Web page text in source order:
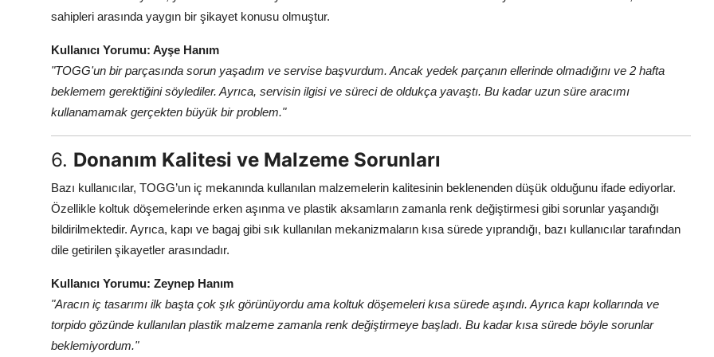
sahipleri arasında yaygın bir şikayet konusu olmuştur.
Kullanıcı Yorumu: Ayşe Hanım
"TOGG'un bir parçasında sorun yaşadım ve servise başvurdum. Ancak yedek parçanın ellerinde olmadığını ve 2 hafta
beklemem gerektiğini söylediler. Ayrıca, servisin ilgisi ve süreci de oldukça yavaştı. Bu kadar uzun süre aracımı
kullanamamak gerçekten büyük bir problem."
6. Donanım Kalitesi ve Malzeme Sorunları
Bazı kullanıcılar, TOGG’un iç mekanında kullanılan malzemelerin kalitesinin beklenenden düşük olduğunu ifade ediyorlar.
Özellikle koltuk döşemelerinde erken aşınma ve plastik aksamların zamanla renk değiştirmesi gibi sorunlar yaşandığı
bildirilmektedir. Ayrıca, kapı ve bagaj gibi sık kullanılan mekanizmaların kısa sürede yıprandığı, bazı kullanıcılar tarafından
dile getirilen şikayetler arasındadır.
Kullanıcı Yorumu: Zeynep Hanım
"Aracın iç tasarımı ilk başta çok şık görünüyordu ama koltuk döşemeleri kısa sürede aşındı. Ayrıca kapı kollarında ve
torpido gözünde kullanılan plastik malzeme zamanla renk değiştirmeye başladı. Bu kadar kısa sürede böyle sorunlar
beklemiyordum."